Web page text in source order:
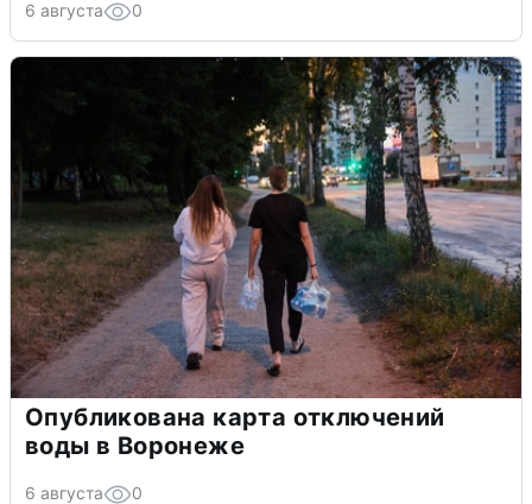
6 августа 0
Опубликована карта отключений
воды в Воронеже
6 августа 0